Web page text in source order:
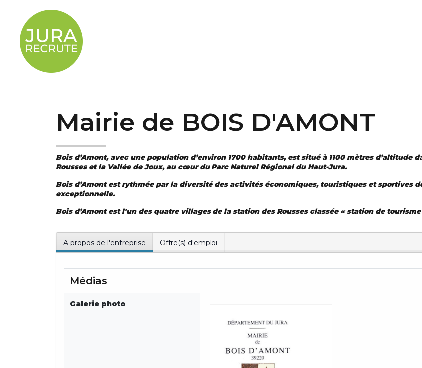
Mairie de BOIS D'AMONT
Bois d’Amont, avec une population d’environ 1700 habitants, est situé à 1100 mètres d’altitude
Rousses et la Vallée de Joux, au cœur du Parc Naturel Régional du Haut-Jura.
Bois d’Amont est rythmée par la diversité des activités économiques, touristiques et sportives
exceptionnelle.
Bois d’Amont est l'un des quatre villages de la station des Rousses classée « station de tourisme
A propos de l'entreprise Offre(s) d'emploi
Médias
Galerie photo